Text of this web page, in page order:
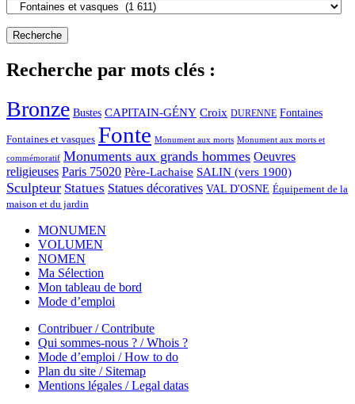
Recherche par mots clés :
Bronze Bustes CAPITAIN-GÉNY Croix DURENNE Fontaines
Fontaines et vasques Fonte Monument aux morts Monument aux morts et
commémoratif Monuments aux grands hommes Oeuvres
religieuses Paris 75020 Père-Lachaise SALIN (vers 1900)
Sculpteur Statues Statues décoratives VAL D'OSNE Équipement de la
maison et du jardin
MONUMEN
VOLUMEN
NOMEN
Ma Sélection
Mon tableau de bord
Mode d’emploi
Contribuer / Contribute
Qui sommes-nous ? / Whois ?
Mode d’emploi / How to do
Plan du site / Sitemap
Mentions légales / Legal datas